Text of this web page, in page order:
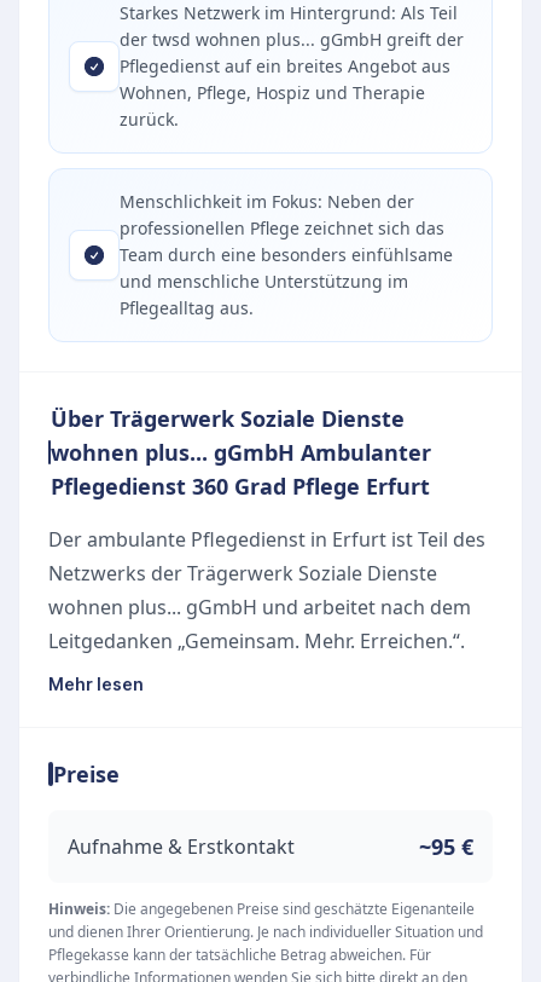
Starkes Netzwerk im Hintergrund: Als Teil
der twsd wohnen plus... gGmbH greift der
Pflegedienst auf ein breites Angebot aus
Wohnen, Pflege, Hospiz und Therapie
zurück.
Menschlichkeit im Fokus: Neben der
professionellen Pflege zeichnet sich das
Team durch eine besonders einfühlsame
und menschliche Unterstützung im
Pflegealltag aus.
Über Trägerwerk Soziale Dienste
wohnen plus... gGmbH Ambulanter
Pflegedienst 360 Grad Pflege Erfurt
Der ambulante Pflegedienst in Erfurt ist Teil des
Netzwerks der Trägerwerk Soziale Dienste
wohnen plus... gGmbH und arbeitet nach dem
Leitgedanken „Gemeinsam. Mehr. Erreichen.“.
Das engagierte Team hat es sich zur Aufgabe
zu versorgen und menschlich zu unterstützen.
der auch vielfältige Wohn-, Hospiz- und
von einer ganzheitlichen Sichtweise auf Pflege
und Betreuung.
Mehr lesen
Preise
Aufnahme & Erstkontakt ~95 €
Hinweis: Die angegebenen Preise sind geschätzte Eigenanteile
und dienen Ihrer Orientierung. Je nach individueller Situation und
Pflegekasse kann der tatsächliche Betrag abweichen. Für
verbindliche Informationen wenden Sie sich bitte direkt an den